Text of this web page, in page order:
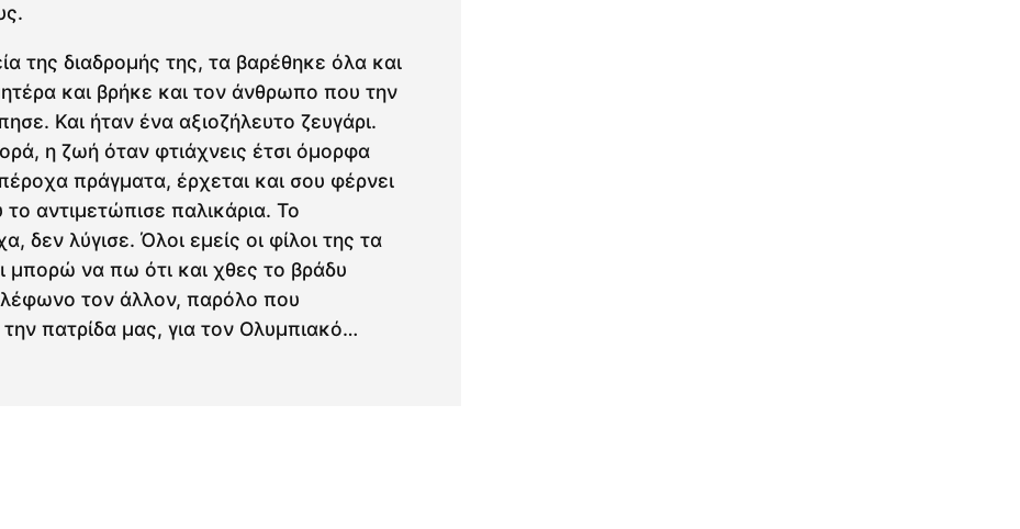
της διαδρομής της, τα βαρέθηκε όλα και
και βρήκε και τον άνθρωπο που την
Και ήταν ένα αξιοζήλευτο ζευγάρι.
η ζωή όταν φτιάχνεις έτσι όμορφα
πράγματα, έρχεται και σου φέρνει
αντιμετώπισε παλικάρια. Το
δεν λύγισε. Όλοι εμείς οι φίλοι της τα
μπορώ να πω ότι και χθες το βράδυ
τον άλλον, παρόλο που
την πατρίδα μας, για τον Ολυμπιακό…